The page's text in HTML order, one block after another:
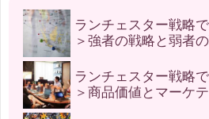
ランチェスター戦略
＞強者の戦略と弱者
ランチェスター戦略
＞商品価値とマーケ